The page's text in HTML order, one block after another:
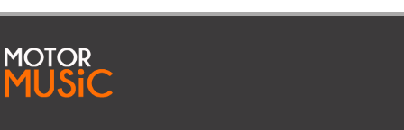
Bass boost, дБ: 6/12 для 50 Гц